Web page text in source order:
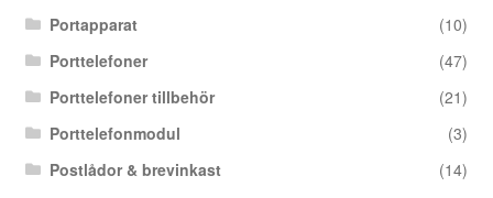
Portapparat
(10)
Porttelefoner
(47)
Porttelefoner tillbehör
(21)
Porttelefonmodul
(3)
Postlådor & brevinkast
(14)